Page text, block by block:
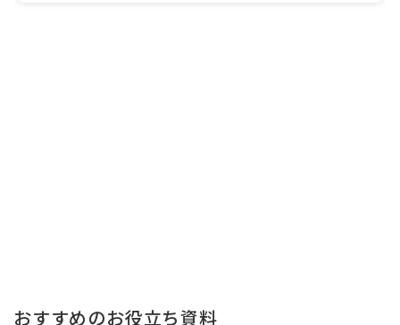
おすすめのお役立ち資料